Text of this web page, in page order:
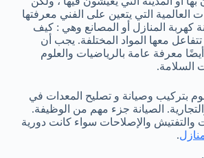
العالمية التي يتعين على الفني معرفتها
كهربة المنازل أو المصانع وهي : كيف
معها المواد المختلفة. يجب أن
معرفة عامة بالرياضيات والعلوم
السلامة.
بتركيب وصيانة و تصليح المعدات في
الصيانة جزء مهم من الوظيفة.
والتفتيش والإصلاحات سواء كانت دورية
.